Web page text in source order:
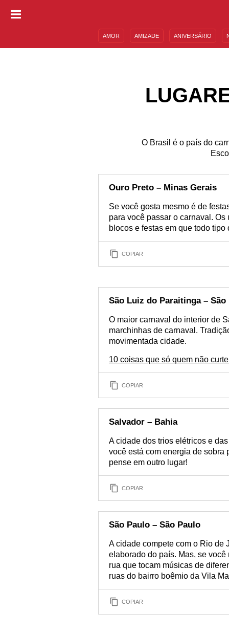
AMOR AMIZADE ANIVERSÁRIO
O Brasil é o país do
Ouro Preto – Minas Gerais
Se você gosta mesmo é de
para você passar o carnaval.
blocos e festas em que todo
COPIAR
São Luiz do Paraitinga – São
O maior carnaval do interior de
marchinhas de carnaval.
movimentada cidade.
10 coisas que só quem não
COPIAR
Salvador – Bahia
A cidade dos trios elétricos e
você está com energia de sobra
pense em outro lugar!
COPIAR
São Paulo – São Paulo
A cidade compete com o Rio de
elaborado do país. Mas, se
rua que tocam músicas de
ruas do bairro boêmio da Vila
COPIAR